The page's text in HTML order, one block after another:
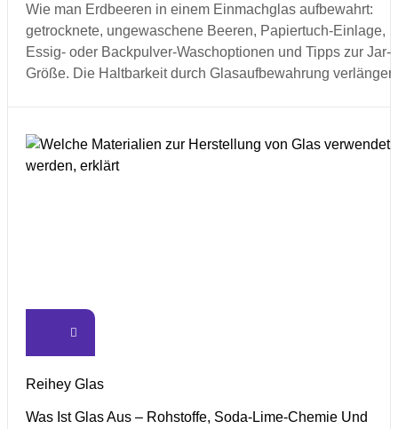
Wie man Erdbeeren in einem Einmachglas aufbewahrt:
getrocknete, ungewaschene Beeren, Papiertuch-Einlage,
Essig- oder Backpulver-Waschoptionen und Tipps zur Jar-
Größe. Die Haltbarkeit durch Glasaufbewahrung
Reihey Glas
Was Ist Glas Aus – Rohstoffe, Soda-Lime-Chemie Und